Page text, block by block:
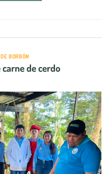
BORBÓN
de cerdo